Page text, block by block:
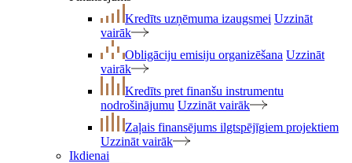
Kredīts uzņēmuma izaugsmei Uzzināt
vairāk
Obligāciju emisiju organizēšana Uzzināt
vairāk
Kredīts pret finanšu instrumentu
nodrošinājumu Uzzināt vairāk
Zaļais finansējums ilgtspējīgiem projektiem
Uzzināt vairāk
Ikdienai